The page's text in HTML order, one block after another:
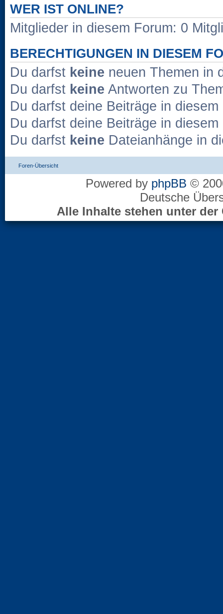
WER IST ONLINE?
Mitglieder in diesem Forum: 0
BERECHTIGUNGEN IN DIESEM
Du darfst keine neuen Themen in
Du darfst keine Antworten zu
Du darfst deine Beiträge in
Du darfst deine Beiträge in
Du darfst keine Dateianhänge in
Foren-Übersicht
Powered by phpBB ©
Deutsche
Alle Inhalte stehen unter